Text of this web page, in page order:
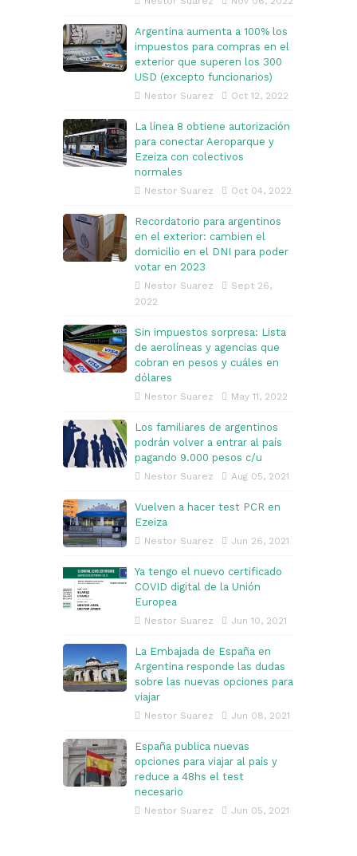
Argentina aumenta a 100% los
impuestos para compras en el
exterior que superen los 300
USD (excepto funcionarios)
Nestor Suarez Oct 12, 2022
La línea 8 obtiene autorización
para conectar Aeroparque y
Ezeiza con colectivos
normales
Nestor Suarez Oct 04, 2022
Recordatorio para argentinos
en el exterior: cambien el
domicilio en el DNI para poder
votar en 2023
Nestor Suarez
Sept 26,
2022
Sin impuestos sorpresa: Lista
de aerolíneas y agencias que
cobran en pesos y cuáles en
dólares
Nestor Suarez May 11, 2022
Los familiares de argentinos
podrán volver a entrar al país
pagando 9.000 pesos c/u
Nestor Suarez Aug 05, 2021
Vuelven a hacer test PCR en
Ezeiza
Nestor Suarez Jun 26, 2021
Ya tengo el nuevo certificado
COVID digital de la Unión
Europea
Nestor Suarez Jun 10, 2021
La Embajada de España en
Argentina responde las dudas
sobre las nuevas opciones para
viajar
Nestor Suarez Jun 08, 2021
España publica nuevas
opciones para viajar al país y
reduce a 48hs el test
necesario
Nestor Suarez Jun 05, 2021